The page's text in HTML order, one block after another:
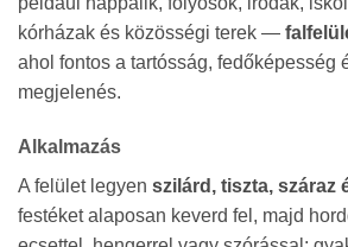
kórházak és közösségi terek —
ahol fontos a tartósság, fedőképesség
megjelenés.
Alkalmazás
A felület legyen szilárd, tiszta, száraz
festéket alaposan keverd fel, majd